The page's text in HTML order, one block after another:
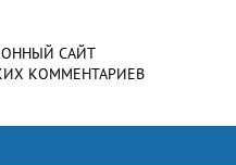
САЙТ
КОММЕНТАРИЕВ